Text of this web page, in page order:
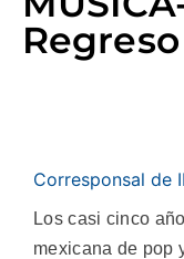
Corresponsal de
Los casi cinco
mexicana de pop